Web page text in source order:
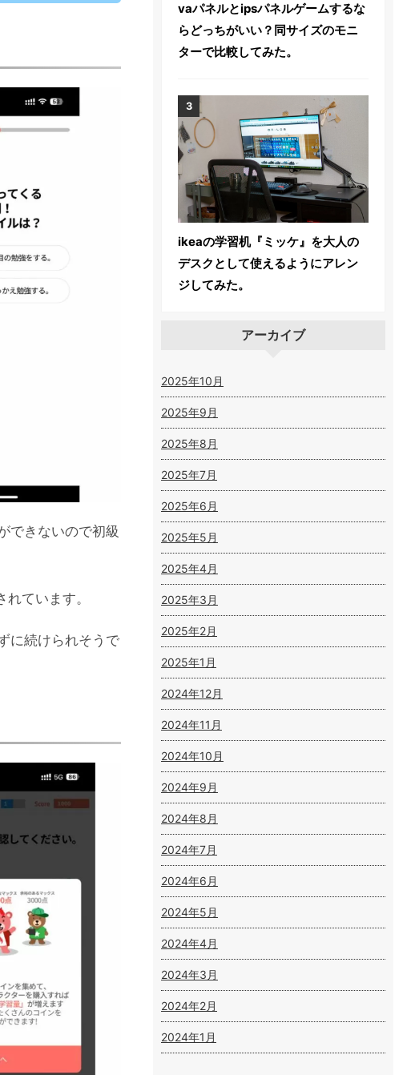
できないので初級
ています。
に続けられそうで
vaパネルとipsパネルゲームするな
らどっちがいい？同サイズのモニ
ターで比較してみた。
ikeaの学習机『ミッケ』を大人の
デスクとして使えるようにアレン
ジしてみた。
アーカイブ
2025年10月
2025年9月
2025年8月
2025年7月
2025年6月
2025年5月
2025年4月
2025年3月
2025年2月
2025年1月
2024年12月
2024年11月
2024年10月
2024年9月
2024年8月
2024年7月
2024年6月
2024年5月
2024年4月
2024年3月
2024年2月
2024年1月